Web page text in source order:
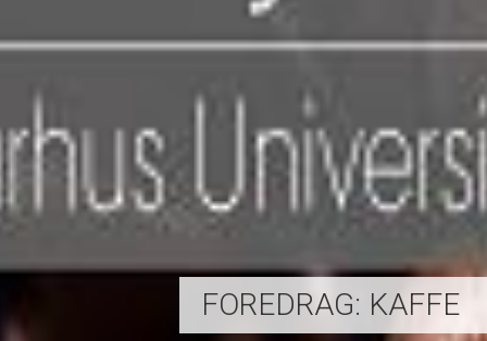
FOREDRAG: KAFFE